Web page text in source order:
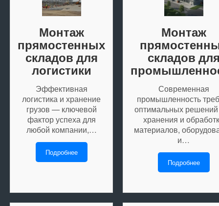
Монтаж
прямостенных
складов для
логистики
Эффективная
логистика и хранение
грузов — ключевой
фактор успеха для
любой компании,…
Подробнее
Монтаж
складов
Современная
промышленность
оптимальных
хранения и
материалов,
и…
Подробнее